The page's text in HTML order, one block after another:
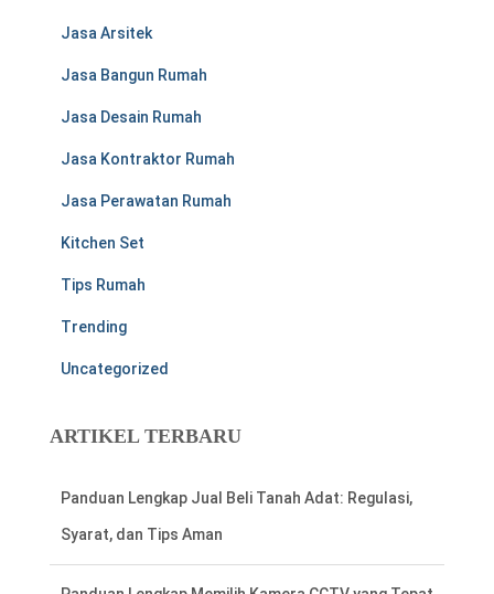
Jasa Arsitek
Jasa Bangun Rumah
Jasa Desain Rumah
Jasa Kontraktor Rumah
Jasa Perawatan Rumah
Kitchen Set
Tips Rumah
Trending
Uncategorized
ARTIKEL TERBARU
Panduan Lengkap Memilih Kamera CCTV yang Tepat
untuk Rumah